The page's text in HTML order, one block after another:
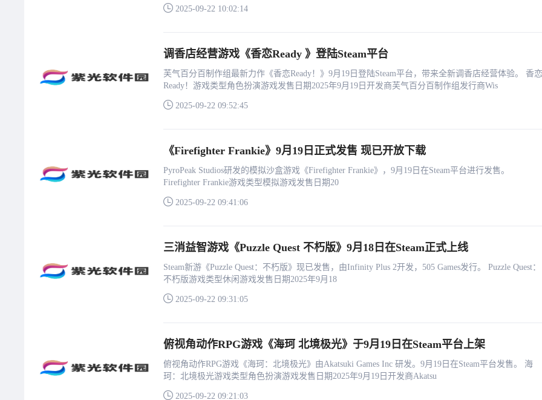
2025-09-22 10:02:14
调香店经营游戏《香恋Ready 》登陆Steam平台
芙气百分百制作组最新力作《香恋Ready！》9月19日登陆Steam平台，带来全新调香店经营体验。 香恋
Ready！游戏类型角色扮演‎游戏发售日期2025年9月19日开发商芙气百分百制作组发行商Wis
2025-09-22 09:52:45
《Firefighter Frankie》9月19日正式发售 现已开放下载
PyroPeak Studios研发的模拟沙盒游戏《Firefighter Frankie》，9月19日在Steam平台进行发售。
Firefighter Frankie游戏类型模拟‎游戏发售日期20
2025-09-22 09:41:06
三消益智游戏《Puzzle Quest 不朽版》9月18日在Steam正式上线
Steam新游《Puzzle Quest：不朽版》现已发售，由Infinity Plus 2开发，505 Games发行。 Puzzle Quest：
不朽版游戏类型休闲‎游戏发售日期2025年9月18
2025-09-22 09:31:05
俯视角动作RPG游戏《海珂 北境极光》于9月19日在Steam平台上架
俯视角动作RPG游戏《海珂：北境极光》由Akatsuki Games Inc 研发。9月19日在Steam平台发售。 海
珂：北境极光游戏类型角色扮演‎游戏发售日期2025年9月19日开发商Akatsu
2025-09-22 09:21:03